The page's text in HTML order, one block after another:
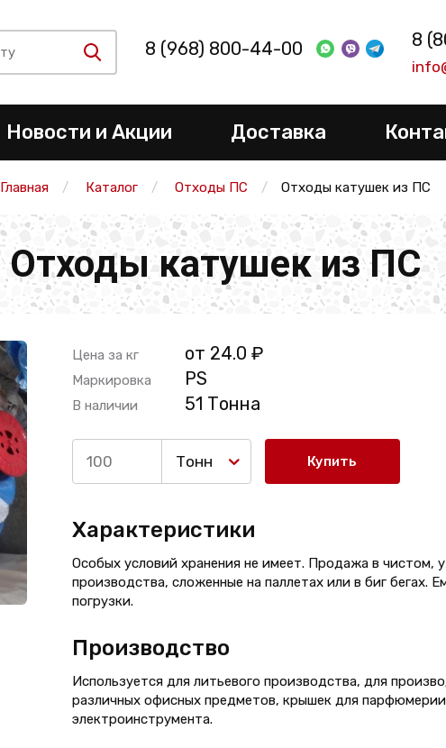
8 (968) 800-44-00 8
Новости и Акции Доставка
Главная Каталог Отходы ПС Отходы катушек из ПС
Отходы катушек из ПС
Цена за кг от 24.0 ₽
Маркировка РS
В наличии 51 Тонна
Тонн Купить
Характеристики
Особых условий хранения не имеет. Продажа в чистом,
производства, сложенные на паллетах или в биг бегах.
погрузки.
Производство
Используется для литьевого производства, для
различных офисных предметов, крышек для
электроинструмента.